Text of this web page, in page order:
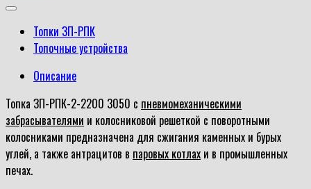
2200
3050
Топки ЗП-РПК
Топочные устройства
Описание
Топка ЗП-РПК-2-2200 3050 с пневмомеханическими
забрасывателями и колосниковой решеткой с поворотными
колосниками предназначена для сжигания каменных и бурых
углей, а также антрацитов в паровых котлах и в промышленных
печах.